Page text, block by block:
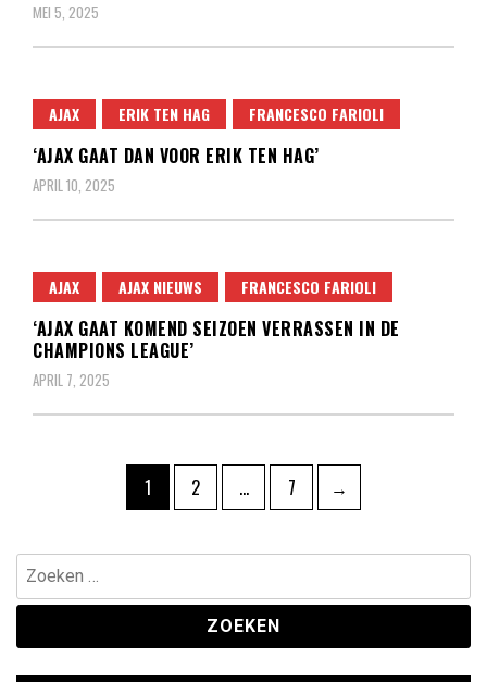
MEI 5, 2025
AJAX ERIK TEN HAG FRANCESCO FARIOLI
‘AJAX GAAT DAN VOOR ERIK TEN HAG’
APRIL 10, 2025
AJAX AJAX NIEUWS FRANCESCO FARIOLI
‘AJAX GAAT KOMEND SEIZOEN VERRASSEN IN DE
CHAMPIONS LEAGUE’
APRIL 7, 2025
paginering
Pagina
1 Pagina
2 … Pagina
7 →
Zoeken
naar: